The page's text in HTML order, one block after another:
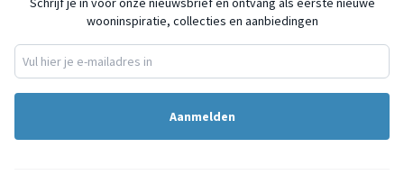
wooninspiratie, collecties en aanbiedingen
Aanmelden